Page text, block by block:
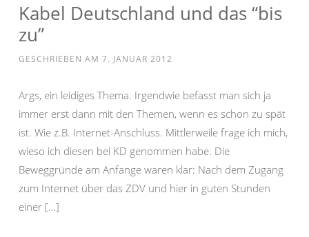
Kabel Deutschland und das “bis
zu”
GESCHRIEBEN AM 7. JANUAR 2012
Args, ein leidiges Thema. Irgendwie befasst man sich ja
immer erst dann mit den Themen, wenn es schon zu spät
ist. Wie z.B. Internet-Anschluss. Mittlerweile frage ich mich,
wieso ich diesen bei KD genommen habe. Die
Beweggründe am Anfange waren klar: Nach dem Zugang
zum Internet über das ZDV und hier in guten Stunden
einer […]